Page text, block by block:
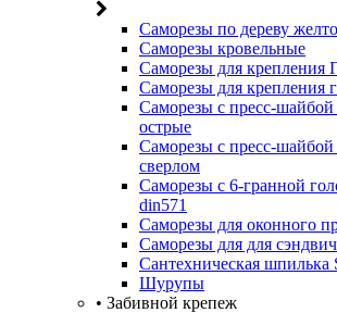
Саморезы по дереву
Саморезы кровельные
Саморезы для крепления
Саморезы для крепления
Саморезы с пресс-
острые
Саморезы с пресс-
сверлом
Саморезы с 6-гранной
din571
Саморезы для оконного
Саморезы для для
Сантехническая шпилька
Шурупы
• Забивной крепеж